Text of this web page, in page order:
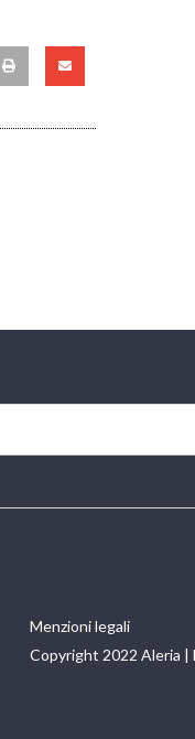
Menzioni legali
Copyright 2022 Aleria |